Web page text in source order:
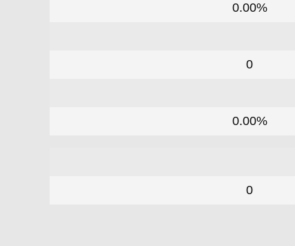
0.00%
0
0.00%
0